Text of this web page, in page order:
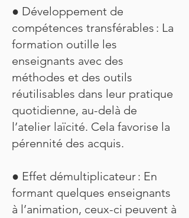
● Développement de
compétences transférables : La
formation outille les
enseignants avec des
méthodes et des outils
réutilisables dans leur pratique
quotidienne, au-delà de
l’atelier laïcité. Cela favorise la
pérennité des acquis.
● Effet démultiplicateur : En
formant quelques enseignants
à l’animation, ceux-ci peuvent à